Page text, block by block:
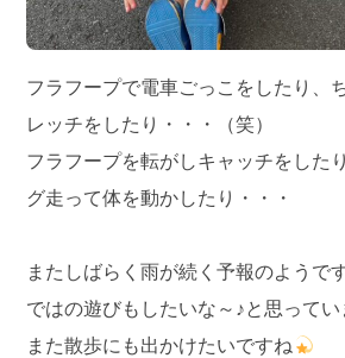
フラフープで電車ごっこをしたり、
レッチをしたり・・・（笑）
フラフープを転がしキャッチをした
グ走って体を動かしたり・・・
またしばらく雨が続く予報のようで
ではの遊びもしたいな～♪と思って
また散歩にも出かけたいですね